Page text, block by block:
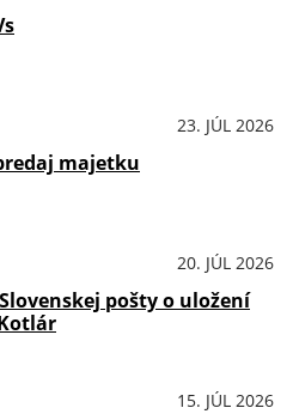
23. JÚL 2026
majetku
20. JÚL 2026
pošty o uložení
15. JÚL 2026